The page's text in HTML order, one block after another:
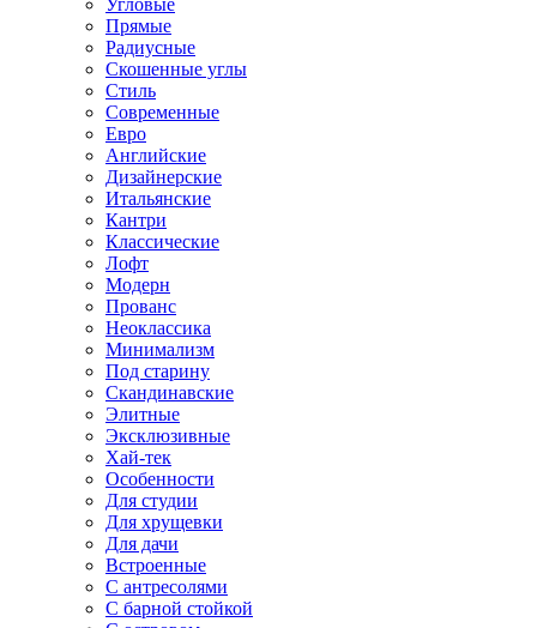
Угловые
Прямые
Радиусные
Скошенные углы
Стиль
Современные
Евро
Английские
Дизайнерские
Итальянские
Кантри
Классические
Лофт
Модерн
Прованс
Неоклассика
Минимализм
Под старину
Скандинавские
Элитные
Эксклюзивные
Хай-тек
Особенности
Для студии
Для хрущевки
Для дачи
Встроенные
С антресолями
С барной стойкой